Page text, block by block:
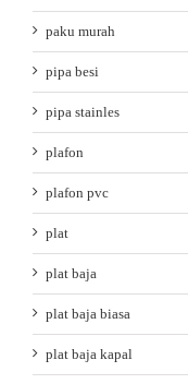
paku murah
pipa besi
pipa stainles
plafon
plafon pvc
plat
plat baja
plat baja biasa
plat baja kapal